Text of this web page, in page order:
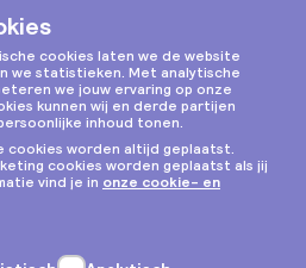
Instagram
& cookies